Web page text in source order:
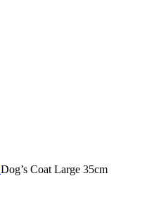
Dog’s Coat Large 35cm